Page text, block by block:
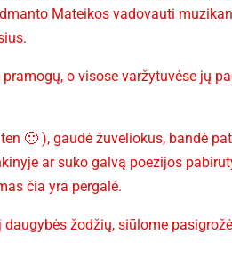
Mateikos vadovauti
o visose varžytuvėse jų
🙂 ), gaudė žuveliokus, bandė
ar suko galvą poezijos
čia yra pergalė.
žodžių, siūlome